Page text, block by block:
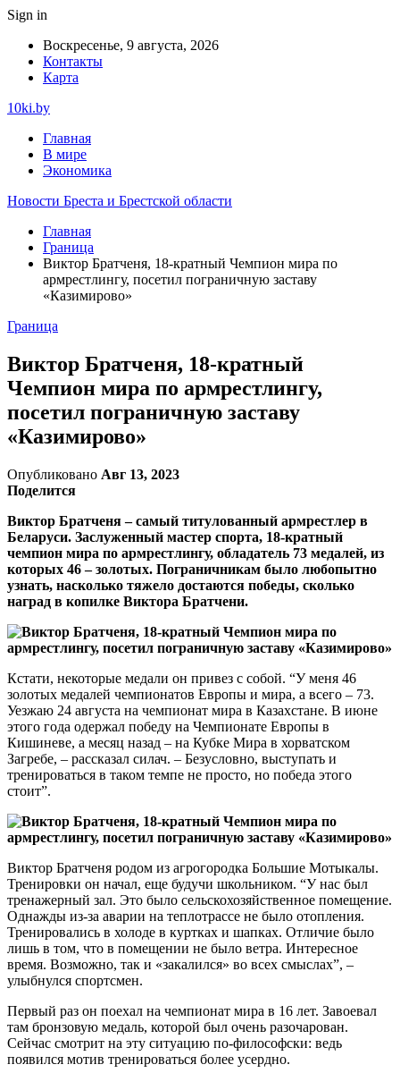
Sign in
Воскресенье, 9 августа, 2026
Контакты
Карта
10ki.by
Главная
В мире
Экономика
Новости Бреста и Брестской области
Главная
Граница
Виктор Братченя, 18-кратный Чемпион мира по
армрестлингу, посетил пограничную заставу
«Казимирово»
Граница
Виктор Братченя, 18-кратный
Чемпион мира по армрестлингу,
посетил пограничную заставу
«Казимирово»
Опубликовано Авг 13, 2023
Поделится
Виктор Братченя – самый титулованный армрестлер в
Беларуси. Заслуженный мастер спорта, 18-кратный
чемпион мира по армрестлингу, обладатель 73 медалей, из
которых 46 – золотых. Пограничникам было любопытно
узнать, насколько тяжело достаются победы, сколько
наград в копилке Виктора Братчени.
Кстати, некоторые медали он привез с собой. “У меня 46
золотых медалей чемпионатов Европы и мира, а всего – 73.
Уезжаю 24 августа на чемпионат мира в Казахстане. В июне
этого года одержал победу на Чемпионате Европы в
Кишиневе, а месяц назад – на Кубке Мира в хорватском
Загребе, – рассказал силач. – Безусловно, выступать и
тренироваться в таком темпе не просто, но победа этого
стоит”.
Виктор Братченя родом из агрогородка Большие Мотыкалы.
Тренировки он начал, еще будучи школьником. “У нас был
тренажерный зал. Это было сельскохозяйственное помещение.
Однажды из-за аварии на теплотрассе не было отопления.
Тренировались в холоде в куртках и шапках. Отличие было
лишь в том, что в помещении не было ветра. Интересное
время. Возможно, так и «закалился» во всех смыслах”, –
улыбнулся спортсмен.
Первый раз он поехал на чемпионат мира в 16 лет. Завоевал
там бронзовую медаль, которой был очень разочарован.
Сейчас смотрит на эту ситуацию по-философски: ведь
появился мотив тренироваться более усердно.